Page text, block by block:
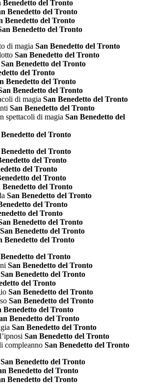
Benedetto del Tronto
Benedetto del Tronto
Benedetto del Tronto
Benedetto del Tronto
di magia San Benedetto del Tronto
San Benedetto del Tronto
San Benedetto del Tronto
del Tronto
Benedetto del Tronto
Benedetto del Tronto
di magia San Benedetto del Tronto
San Benedetto del Tronto
spettacoli di magia San Benedetto del
Benedetto del Tronto
Benedetto del Tronto
del Tronto
del Tronto
del Tronto
Benedetto del Tronto
San Benedetto del Tronto
del Tronto
del Tronto
Benedetto del Tronto
San Benedetto del Tronto
Benedetto del Tronto
del Tronto
San Benedetto del Tronto
San Benedetto del Tronto
del Tronto
San Benedetto del Tronto
San Benedetto del Tronto
Benedetto del Tronto
Benedetto del Tronto
San Benedetto del Tronto
San Benedetto del Tronto
compleanno San Benedetto del Tronto
San Benedetto del Tronto
Benedetto del Tronto
Benedetto del Tronto